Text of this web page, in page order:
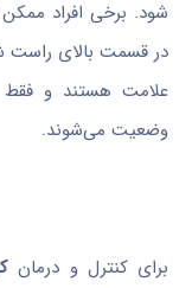
شود. برخی افراد
در قسمت بالای راست
علامت هستند و
وضعیت می‌شوند.
برای کنترل و درمان